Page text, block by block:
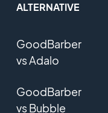
ALTERNATIVE
GoodBarber
vs Adalo
GoodBarber
vs Bubble